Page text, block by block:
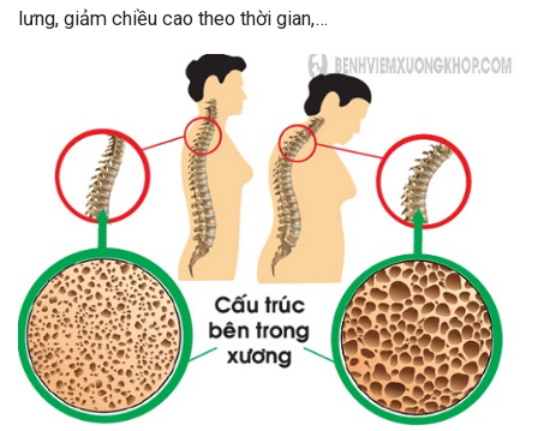
lưng, giảm chiều cao theo thời gian,…